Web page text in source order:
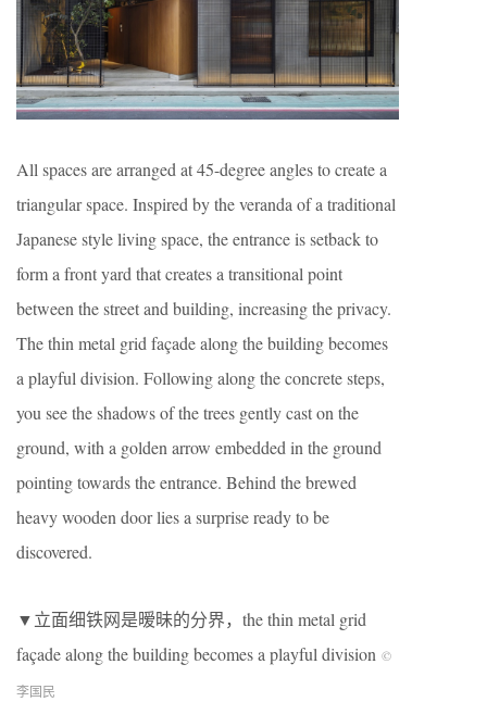
All spaces are arranged at 45-degree angles to create a
triangular space. Inspired by the veranda of a traditional
Japanese style living space, the entrance is setback to
form a front yard that creates a transitional point
between the street and building, increasing the privacy.
The thin metal grid façade along the building becomes
a playful division. Following along the concrete steps,
you see the shadows of the trees gently cast on the
ground, with a golden arrow embedded in the ground
pointing towards the entrance. Behind the brewed
heavy wooden door lies a surprise ready to be
discovered.
▼立面细铁网是暧昧的分界，the thin metal grid
façade along the building becomes a playful division ©
李国民